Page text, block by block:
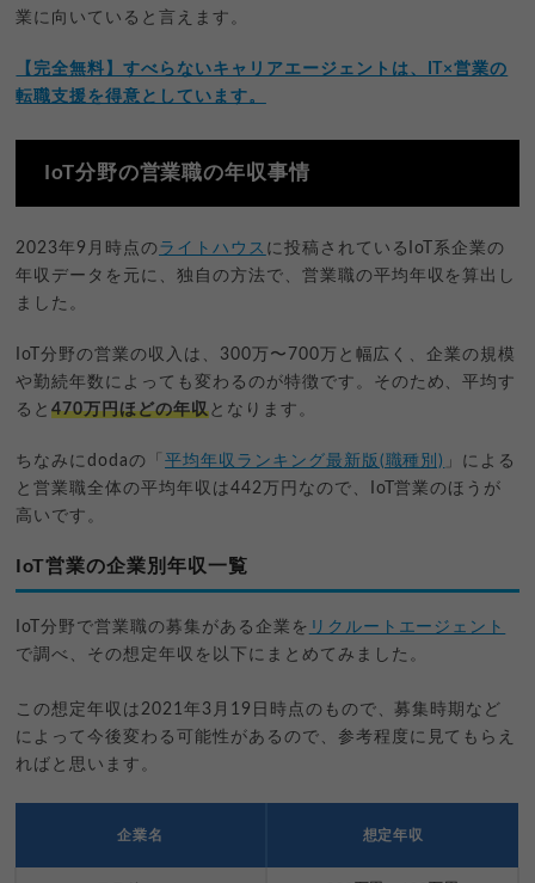
業に向いていると言えます。
【完全無料】すべらないキャリアエージェントは、IT×営業の
転職支援を得意としています。
IoT分野の営業職の年収事情
2023年9月時点のライトハウス に投稿されているIoT系企業の
年収データを元に、独自の方法で、営業職の平均年収を算出し
ました。
IoT分野の営業の収入は、300万〜700万と幅広く、企業の規模
や勤続年数によっても変わるのが特徴です。そのため、平均す
ると470万円ほどの年収となります。
ちなみにdodaの「平均年収ランキング最新版(職種別) 」による
と営業職全体の平均年収は442万円なので、IoT営業のほうが
高いです。
IoT営業の企業別年収一覧
IoT分野で営業職の募集がある企業を リクルートエージェント
で調べ、その想定年収を以下にまとめてみました。
この想定年収は2021年3月19日時点のもので、募集時期など
によって今後変わる可能性があるので、参考程度に見てもらえ
ればと思います。
企業名 想定年収